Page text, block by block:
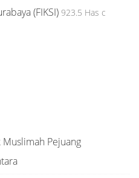
(FIKSI) 923.5 Has c
Muslimah Pejuang